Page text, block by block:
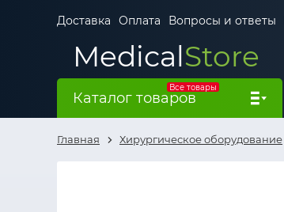
Доставка Оплата Вопросы и ответы
MedicalStore
Все товары
Каталог товаров
Главная Хирургическое оборудование